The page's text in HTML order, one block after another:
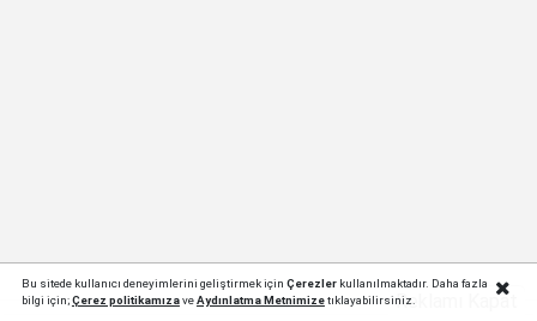
Bu sitede kullanıcı deneyimlerini geliştirmek için Çerezlerkullanılmaktadır. Daha fazla
bilgi için;Çerez politikamızaveAydınlatma Metnimizetıklayabilirsiniz.Reklamı Kapat